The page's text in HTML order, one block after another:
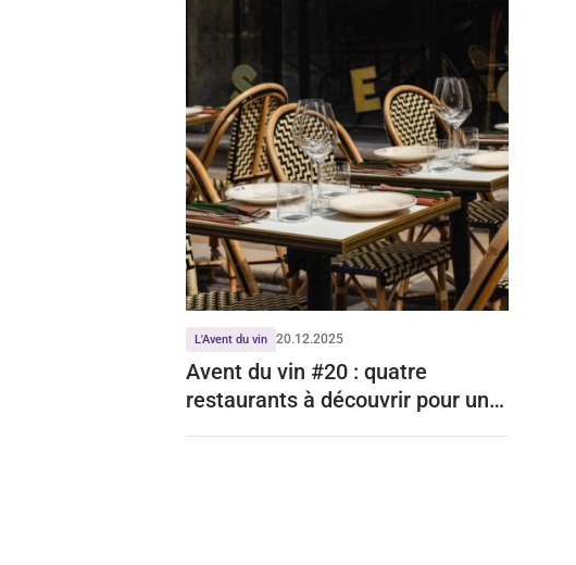
L'Avent du vin 20.12.2025
Avent du vin #20 : quatre
restaurants à découvrir pour une